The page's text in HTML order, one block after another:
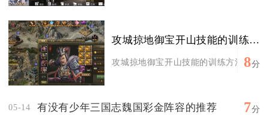
攻城掠地御宝开山技能的训练方法有哪些
攻城掠地御宝开山技能的训练方法核心
8分
05-14 有没有少年三国志魏国彩金阵容的推荐 7分